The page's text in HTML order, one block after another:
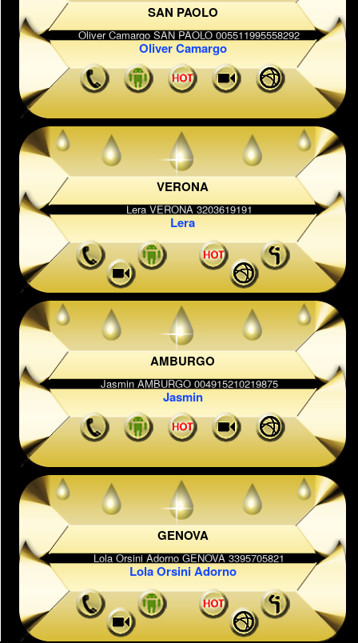
SAN PAOLO
Oliver Camargo
VERONA
Lera
AMBURGO
Jasmin
GENOVA
Lola Orsini Adorno